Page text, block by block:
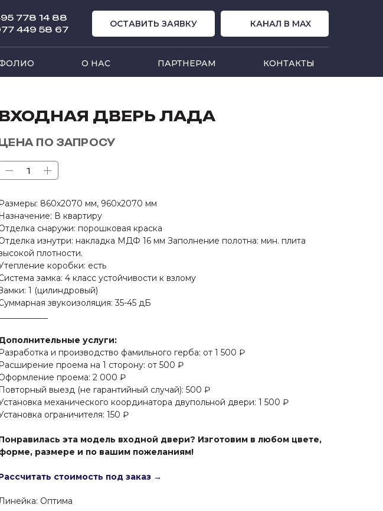
778 14 88
449 58 67
ОСТАВИТЬ ЗАЯВКУ КАНАЛ В MAX
О НАС ПАРТНЕРАМ КОНТАКТЫ
ДВЕРЬ ЛАДА
ЦЕНА ПО ЗАПРОСУ
Размеры: 860х2070 мм, 960х2070 мм
Назначение: В квартиру
снаружи: порошковая краска
изнутри: накладка МДФ 16 мм Заполнение полотна: мин. плита
плотности.
коробки: есть
замка: 4 класс устойчивости к взлому
1 (цилиндровый)
звукоизоляция: 35-45 дБ
услуги:
Разработка и производство фамильного герба: от 1 500 ₽
Расширение проема на 1 сторону: от 500 ₽
проема: 2 000 ₽
Повторный выезд (не гарантийный случай): 500 ₽
механического координатора двупольной двери: 1 500 ₽
ограничителя: 150 ₽
эта модель входной двери? Изготовим в любом цвете,
размере и по вашим пожеланиям!
стоимость под заказ →
Оптима